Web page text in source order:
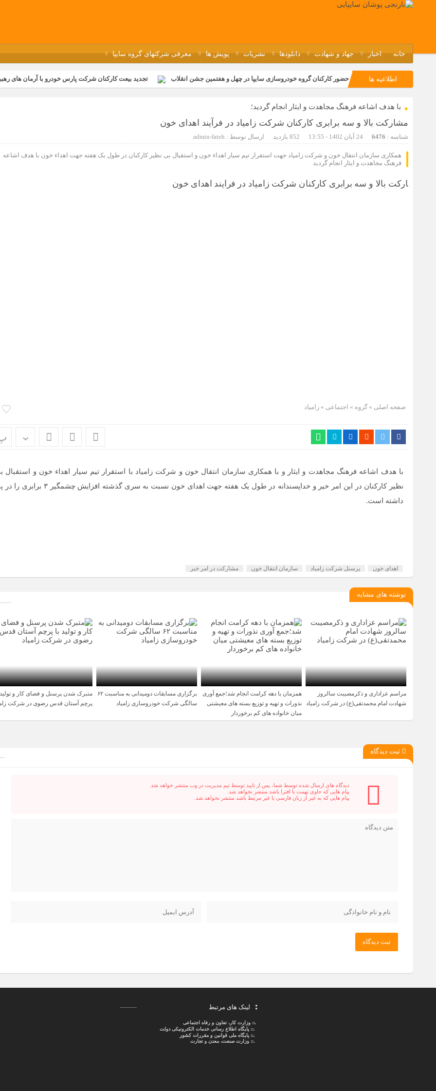
خانه اخبار جهاد و شهادت دانلودها نشریات پویش ها معرفی شرکتهای گروه سایپا
اطلاعیه ها حضور کارکنان گروه خودروسازی سایپا در چهل و هفتمین جشن انقلاب تجدید بیعت کارکنان شرکت پارس خودرو با آرمان های
مراسم عزاداری و ذکرمصیبت سالروز شهادت امام محمدتقی(ع)
تجربه‌ای میدانی از صنعت برای دانش‌آموزان فنی‌وحرفه‌ای؛ بازدید دانش‌آموزان از خطوط تولید مگاموتور مراسم بزرگداشت
مراسم گرامیداشت سالروز آزادسازی خرمشهر در نمازخانه فاطمیه مگاموتور تیم شهدای مگاموتور در بزرگترین مسابقات
با هدف اشاعه فرهنگ مجاهدت و ایثار انجام گردید؛
مشارکت بالا و سه برابری کارکنان شرکت زامیاد در فرآیند اهدای خون
شناسه : 6476 24 آبان 1402 - 13:55 ارسال توسط : admin-fateh
همکاری سازمان انتقال خون و شرکت زامیاد جهت استقرار تیم سیار اهداء خون و استقبال بی نظیر کارکنان در طول یک هفته جهت اهداء خون با هدف اشاعه
فرهنگ مجاهدت و ایثار انجام گردید
صفحه اصلی » گروه » اجتماعی » زامیاد
پ
با هدف اشاعه فرهنگ مجاهدت و ایثار و با همکاری سازمان انتقال خون و شرکت زامیاد با استقرار تیم سیار اهداء خون و استقبال
نظیر کارکنان در این امر خیر و خداپسندانه در طول یک هفته جهت اهدای خون نسبت به سری گذشته افزایش چشمگیر
داشته است.
اهدای خون پرسنل شرکت زامیاد سازمان انتقال خون مشارکت در امر خیر
نوشته های مشابه
1 سال قبل
مراسم عزاداری و ذکرمصیبت سالروز
شهادت امام محمدتقی(ع) در شرکت زامیاد
1 سال قبل
همزمان با دهه کرامت انجام شد؛جمع آوری
نذورات و تهیه و توزیع بسته های معیشتی
میان خانواده های کم برخوردار
1 سال قبل
برگزاری مسابقات دومیدانی به مناسبت ۶۲
سالگی شرکت خودروسازی زامیاد
1 سال قبل
متبرک شدن پرسنل و فضای کار و تولید
پرچم آستان قدس رضوی در شرکت
ثبت دیدگاه
دیدگاه های ارسال شده توسط شما، پس از تایید توسط تیم مدیریت در وب منتشر خواهد شد.
پیام هایی که حاوی تهمت یا افترا باشد منتشر نخواهد شد.
پیام هایی که به غیر از زبان فارسی یا غیر مرتبط باشد منتشر نخواهد شد.
ثبت دیدگاه
لینک های مرتبط
.::وزارت کار، تعاون و رفاه اجتماعی
.::پایگاه اطلاع رسانی خدمات الکترونیکی دولت
.::پایگاه ملی قوانین و مقررات کشور
.:: وزارت صنعت، معدن و تجارت